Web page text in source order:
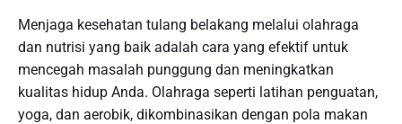
Menjaga kesehatan tulang belakang melalui olahraga
dan nutrisi yang baik adalah cara yang efektif untuk
mencegah masalah punggung dan meningkatkan
kualitas hidup Anda. Olahraga seperti latihan penguatan,
yoga, dan aerobik, dikombinasikan dengan pola makan